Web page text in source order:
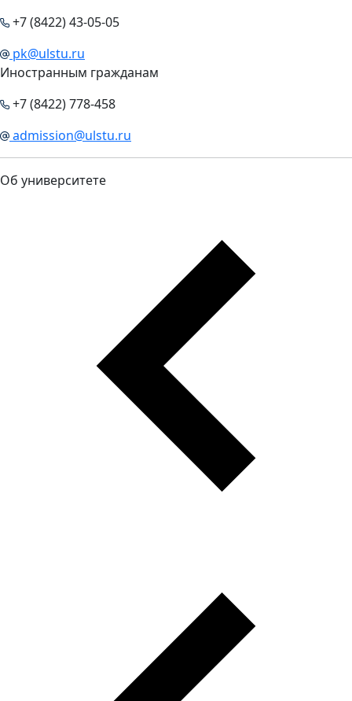
+7 (8422) 43-05-05
pk@ulstu.ru
Иностранным гражданам
+7 (8422) 778-458
admission@ulstu.ru
Об университете